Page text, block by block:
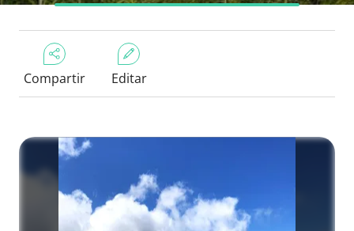
Compartir Editar